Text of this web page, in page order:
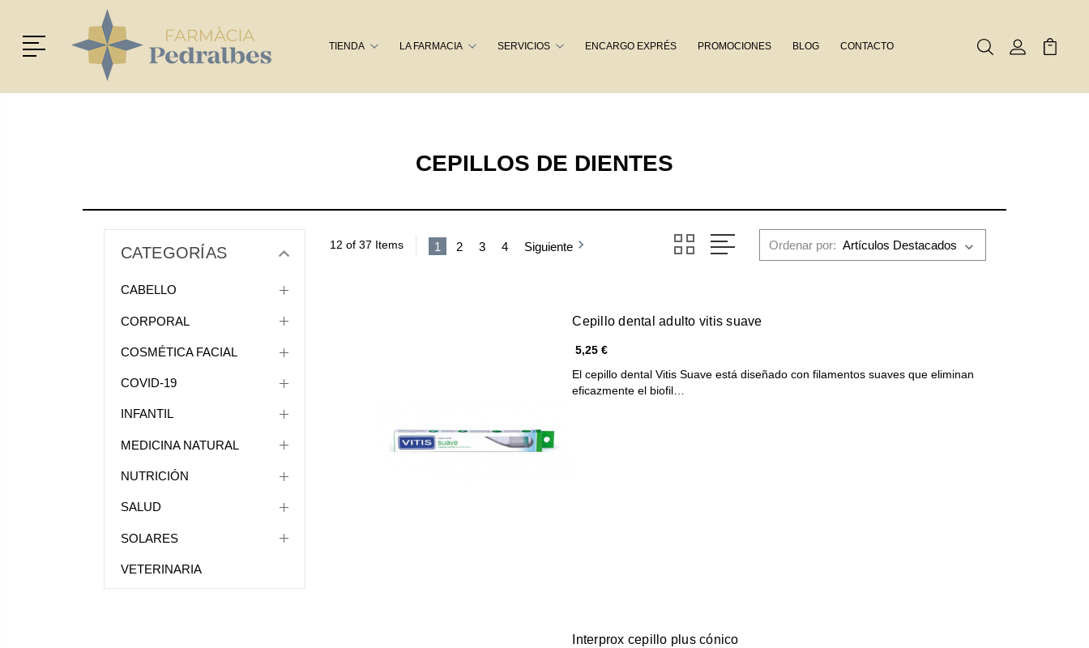
Menú TIENDA LA FARMACIA SERVICIOS ENCARGO EXPRÉS PROMOCIONES BLOG CONTACTO BuscarMi Cuenta
Mi
CEPILLOS DE DIENTES
CATEGORÍAS
CABELLO
CORPORAL
COSMÉTICA FACIAL
COVID-19
INFANTIL
MEDICINA NATURAL
NUTRICIÓN
SALUD
SOLARES
VETERINARIA
12 of 37 Items 1 2 3 4 Siguiente Ordenar por:
Cepillo dental adulto vitis suave
5,25 €
El cepillo dental Vitis Suave está diseñado con filamentos suaves que eliminan
eficazmente el biofil…
Interprox cepillo plus cónico